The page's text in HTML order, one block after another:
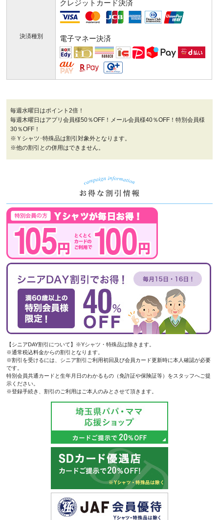
決済種別
クレジットカード決済
電子マネー決済
毎週水曜日はポイント2倍！
毎週木曜日はアプリ会員様50％OFF！メール会員様40％OFF！特別会員様
30％OFF！
※Ｙシャツ･特殊品は割引対象外となります。
※他の割引との併用はできません。
【シニアDAY割引について】※Yシャツ・特殊品は除きます。
※通常税込料金からの割引となります。
※割引を受けるには、シニア割引ご利用初回及び会員カード更新時に本人確認が必要
です。
特別会員共通カードと生年月日のわかるもの（免許証や保険証等）をスタッフへご提
示ください。
※登録手続き、割引のご利用はご本人のみとさせて頂きます。